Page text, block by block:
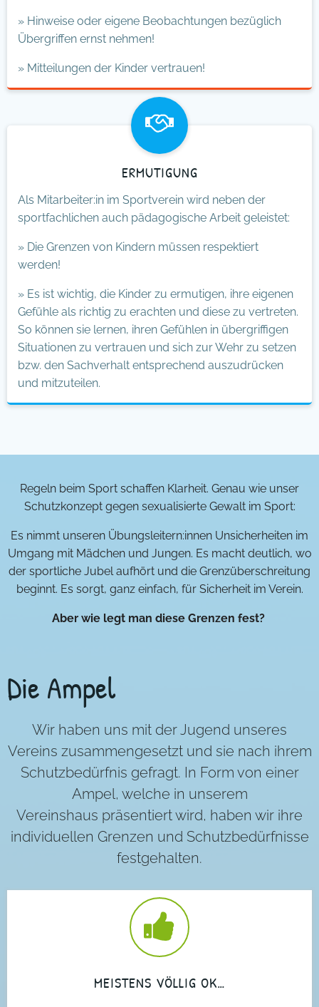
» Hinweise oder eigene Beobachtungen bezüglich
Übergriffen ernst nehmen!
» Mitteilungen der Kinder vertrauen!
ERMUTIGUNG
Als Mitarbeiter:in im Sportverein wird neben der
sportfachlichen auch pädagogische Arbeit geleistet:
» Die Grenzen von Kindern müssen respektiert
werden!
» Es ist wichtig, die Kinder zu ermutigen, ihre eigenen
Gefühle als richtig zu erachten und diese zu vertreten.
So können sie lernen, ihren Gefühlen in übergriffigen
Situationen zu vertrauen und sich zur Wehr zu setzen
bzw. den Sachverhalt entsprechend auszudrücken
und mitzuteilen.
Regeln beim Sport schaffen Klarheit. Genau wie unser
Schutzkonzept gegen sexualisierte Gewalt im Sport:
Es nimmt unseren Übungsleitern:innen Unsicherheiten im
Umgang mit Mädchen und Jungen. Es macht deutlich, wo
der sportliche Jubel aufhört und die Grenzüberschreitung
beginnt. Es sorgt, ganz einfach, für Sicherheit im Verein.
Aber wie legt man diese Grenzen fest?
Die Ampel
Wir haben uns mit der Jugend unseres
Vereins zusammengesetzt und sie nach ihrem
Schutzbedürfnis gefragt. In Form von einer
Ampel, welche in unserem
Vereinshaus präsentiert wird, haben wir ihre
individuellen Grenzen und Schutzbedürfnisse
festgehalten.
MEISTENS VÖLLIG OK…